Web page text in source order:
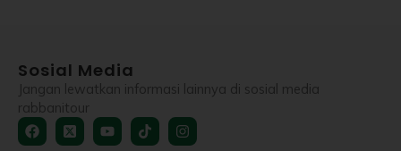
Sosial Media
Jangan lewatkan informasi lainnya di sosial media
rabbanitour
Facebook
X-
twitter-
YoutubeTiktokInstagram